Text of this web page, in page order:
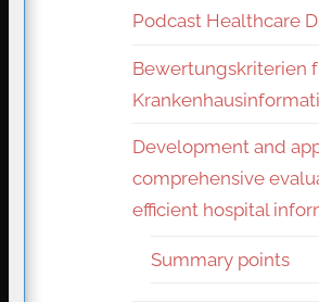
Podcast Healthcare
Bewertungskriterien
Development and
comprehensive
efficient hospital
Summary points